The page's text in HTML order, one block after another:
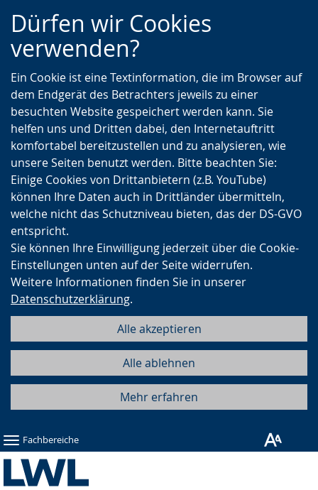
Zur
Hauptnavigation
Zur
Seitennavigation
Zum
Inhalt
Dürfen wir Cookies
verwenden?
Ein Cookie ist eine Textinformation, die im Browser auf
dem Endgerät des Betrachters jeweils zu einer
besuchten Website gespeichert werden kann. Sie
helfen uns und Dritten dabei, den Internetauftritt
komfortabel bereitzustellen und zu analysieren, wie
unsere Seiten benutzt werden. Bitte beachten Sie:
Einige Cookies von Drittanbietern (z.B. YouTube)
können Ihre Daten auch in Drittländer übermitteln,
welche nicht das Schutzniveau bieten, das der DS-GVO
entspricht.
Sie können Ihre Einwilligung jederzeit über die Cookie-
Einstellungen unten auf der Seite widerrufen.
Weitere Informationen finden Sie in unserer
Datenschutzerklärung.
Alle akzeptieren
Alle ablehnen
Mehr erfahren
Fachbereiche